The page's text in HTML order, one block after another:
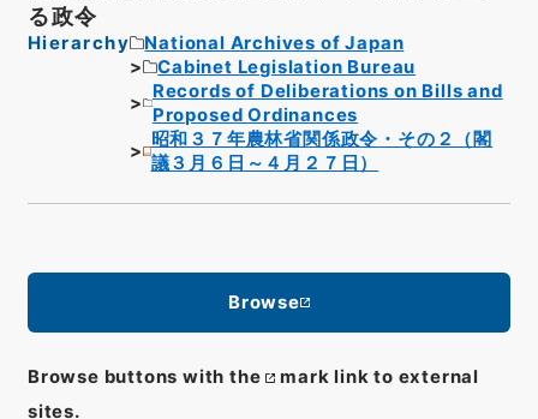
る政令
Hierarchy
National Archives of Japan
Cabinet Legislation Bureau
Records of Deliberations on Bills and
Proposed Ordinances
昭和３７年農林省関係政令・その２（閣
議３月６日～４月２７日）
Browse
Browse buttons with the
mark link to external
sites.